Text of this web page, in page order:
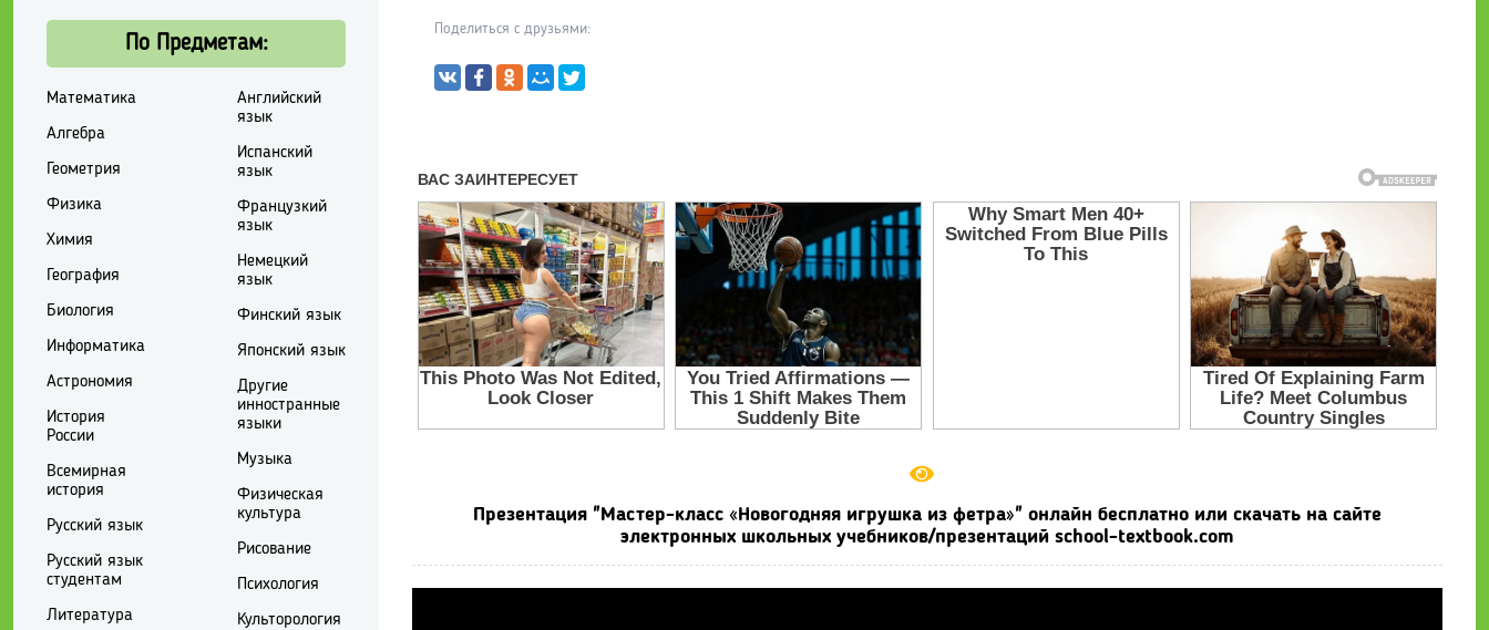
Поделиться с друзьями:
Презентация "Мастер-класс «Новогодняя игрушка из фетра»" онлайн бесплатно или скачать на сайте
электронных школьных учебников/презентаций school-textbook.com
По Предметам:
Математика
Алгебра
Геометрия
Физика
Химия
География
Биология
Информатика
Астрономия
История
России
Всемирная
история
Русский язык
Русский язык
студентам
Литература
Английский
язык
Испанский
язык
Французкий
язык
Немецкий
язык
Финский язык
Японский язык
Другие
инностранные
языки
Музыка
Физическая
культура
Рисование
Психология
Культорология